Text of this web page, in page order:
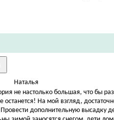
Наталья
не настолько большая, что бы
останется! На мой взгляд,
дополнительную высадку